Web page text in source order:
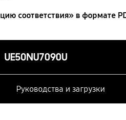
соответствия» в формате
UE50NU7090U
Руководства и загрузки